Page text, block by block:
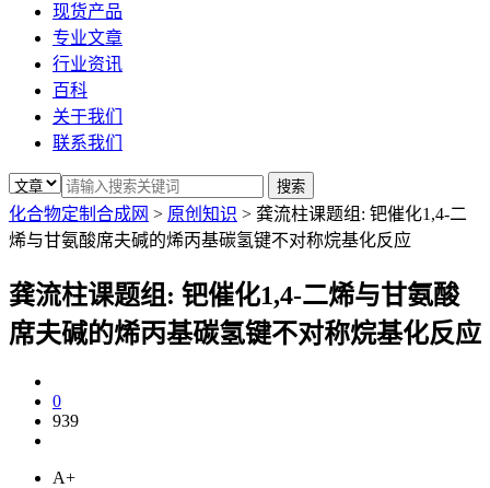
现货产品
专业文章
行业资讯
百科
关于我们
联系我们
化合物定制合成网 > 原创知识 > 龚流柱课题组: 钯催化1,4-二
烯与甘氨酸席夫碱的烯丙基碳氢键不对称烷基化反应
龚流柱课题组: 钯催化1,4-二烯与甘氨酸
席夫碱的烯丙基碳氢键不对称烷基化反应
0
939
A+